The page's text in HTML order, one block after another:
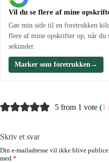
Vil du se flere af mine
Gør min side til en foretrukken
flere af mine opskrifter op, når du
sekunder.
Marker som foretrukken→
5 from 1 vote (1
Skriv et svar
Din e-mailadresse vil ikke blive
med *